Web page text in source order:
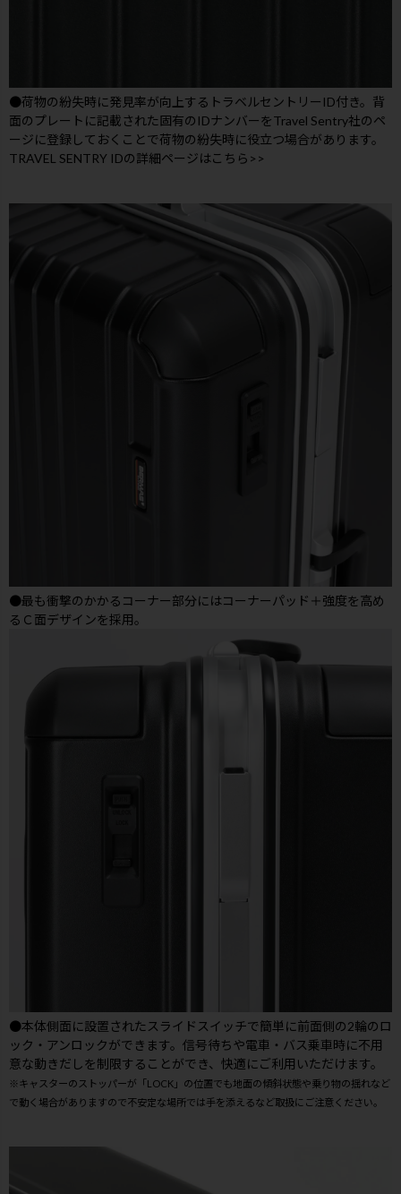
●荷物の紛失時に発見率が向上するトラベルセントリーID付き。背
面のプレートに記載された固有のIDナンバーをTravel Sentry社のペ
ージに登録しておくことで荷物の紛失時に役立つ場合があります。
TRAVEL SENTRY IDの詳細ページはこちら>>
●最も衝撃のかかるコーナー部分にはコーナーパッド＋強度を高め
るＣ面デザインを採用。
●本体側面に設置されたスライドスイッチで簡単に前面側の2輪のロ
ック・アンロックができます。信号待ちや電車・バス乗車時に不用
意な動きだしを制限することができ、快適にご利用いただけます。
※キャスターのストッパーが「LOCK」の位置でも地面の傾斜状態や乗り物の揺れなど
で動く場合がありますので不安定な場所では手を添えるなど取扱にご注意ください。